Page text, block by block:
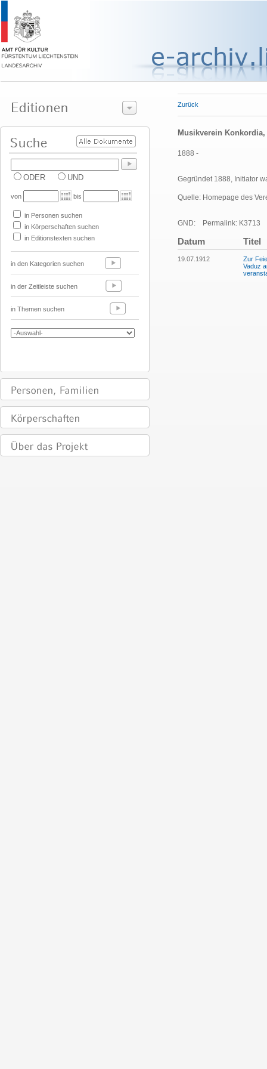
ODER UND
von bis
in Personen suchen
in Körperschaften suchen
in Editionstexten suchen
in den Kategorien suchen
in der Zeitleiste suchen
in Themen suchen
Zurück
Musikverein
1888 -
Gegründet 1888, Initiator
Quelle: Homepage des
GND: Permalink: K3713
Datum Titel
19.07.1912
Zur
Vaduz